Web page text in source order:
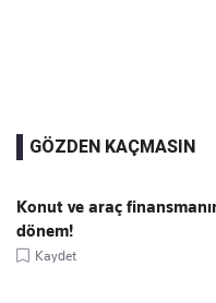
GÖZDEN KAÇMASIN
Konut ve araç
dönem!
Kaydet